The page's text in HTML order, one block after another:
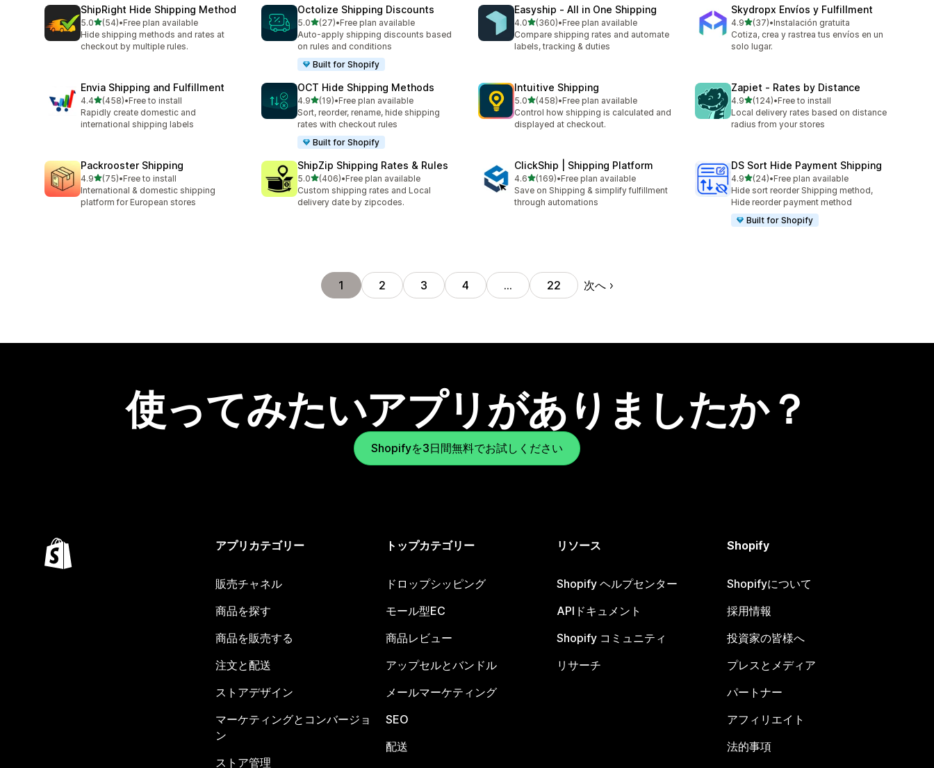
ShipRight Hide Shipping Method
5.05つ星中
(54)
合計レビュー数：54件
•Free plan available
Hide shipping methods and rates at
checkout by multiple rules.
Octolize Shipping Discounts
5.05つ星中
(27)
合計レビュー数：27件
•Free plan available
Auto-apply shipping discounts based
on rules and conditions
Built for Shopify
Easyship ‑ All in One Shipping
4.05つ星中
(360)
合計レビュー数：360件
•Free plan available
Compare shipping rates and automate
labels, tracking & duties
Skydropx Envíos y Fulfillment
4.95つ星中
(37)
合計レビュー数：37件
•Instalación gratuita
Cotiza, crea y rastrea tus envíos en un
solo lugar.
Envia Shipping and Fulfillment
4.45つ星中
(458)
合計レビュー数：458件
•Free to install
Rapidly create domestic and
international shipping labels
OCT Hide Shipping Methods
4.95つ星中
(19)
合計レビュー数：19件
•Free plan available
Sort, reorder, rename, hide shipping
rates with checkout rules
Built for Shopify
Intuitive Shipping
5.05つ星中
(458)
合計レビュー数：458件
•Free plan available
Control how shipping is calculated and
displayed at checkout.
Zapiet ‑ Rates by Distance
4.95つ星中
(124)
合計レビュー数：124件
•Free to install
Local delivery rates based on distance
radius from your stores
Packrooster Shipping
4.95つ星中
(75)
合計レビュー数：75件
•Free to install
International & domestic shipping
platform for European stores
ShipZip Shipping Rates & Rules
5.05つ星中
(406)
合計レビュー数：406件
•Free plan available
Custom shipping rates and Local
delivery date by zipcodes.
ClickShip | Shipping Platform
4.65つ星中
(169)
合計レビュー数：169件
•Free plan available
Save on Shipping & simplify fulfillment
through automations
DS Sort Hide Payment Shipping
4.95つ星中
(24)
合計レビュー数：24件
•Free plan available
Hide sort reorder Shipping method,
Hide reorder payment method
Built for Shopify
1 2 3 4 … 22 次へ
使ってみたいアプリがありましたか？
Shopifyを3日間無料でお試しください
アプリカテゴリー
販売チャネル
商品を探す
商品を販売する
注文と配送
ストアデザイン
マーケティングとコンバージョ
ン
ストア管理
トップカテゴリー
ドロップシッピング
モール型EC
商品レビュー
アップセルとバンドル
メールマーケティング
SEO
配送
リソース
Shopify ヘルプセンター
APIドキュメント
Shopify コミュニティ
リサーチ
Shopify
Shopifyについて
採用情報
投資家の皆様へ
プレスとメディア
パートナー
アフィリエイト
法的事項